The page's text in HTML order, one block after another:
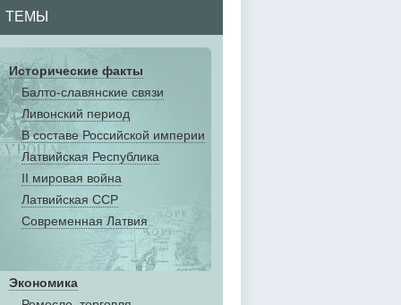
ТЕМЫ
Исторические факты
Балто-славянские связи
Ливонский период
В составе Российской империи
Латвийская Республика
II мировая война
Латвийская ССР
Современная Латвия
Экономика